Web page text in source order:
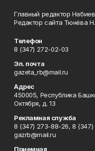
Главный редактор
Редактор сайта Тюнёва
Телефон
8 (347) 272-02-03
Эл. почта
gazeta_rb@mail.ru
Адрес
450005, Республика
Октября, д. 13
Рекламная служба
8 (347) 273-88-26, 8
gazrb@mail.ru
Приемная